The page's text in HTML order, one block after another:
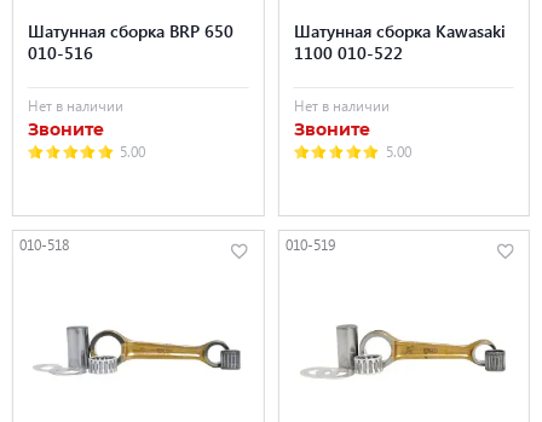
Шатунная сборка BRP 650
010-516
Нет в наличии
Звоните
5.00
Шатунная сборка Kawasaki
1100 010-522
Нет в наличии
Звоните
5.00
010-518 010-519